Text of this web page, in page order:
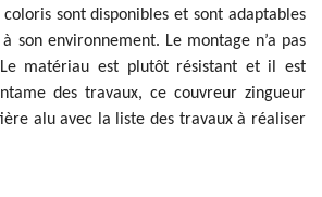
sont disponibles et sont adaptables
son environnement. Le montage n’a pas
matériau est plutôt résistant et il est
des travaux, ce couvreur zingueur
alu avec la liste des travaux à réaliser